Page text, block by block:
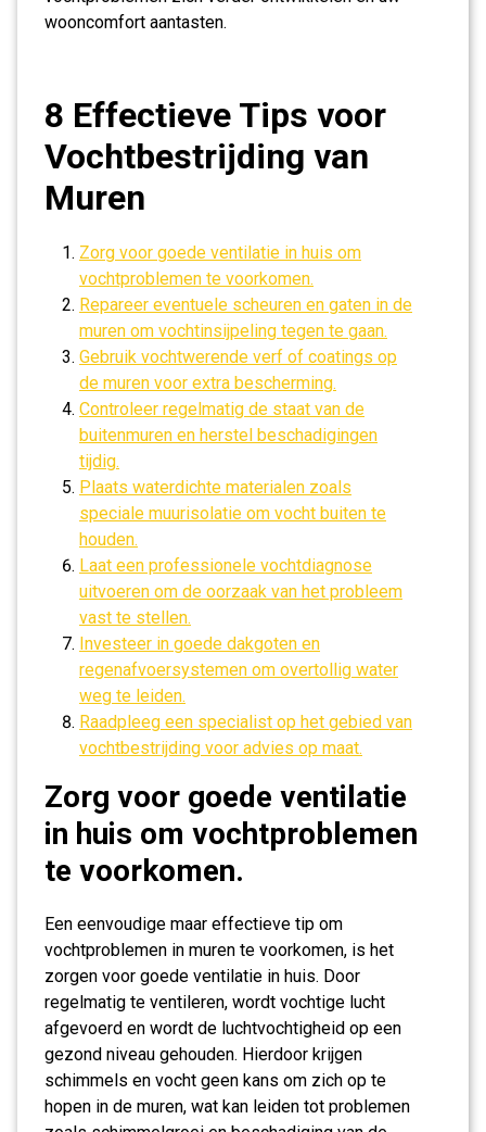
wooncomfort aantasten.
8 Effectieve Tips voor
Vochtbestrijding van
Muren
Zorg voor goede ventilatie in huis om
vochtproblemen te voorkomen.
Repareer eventuele scheuren en gaten in de
muren om vochtinsijpeling tegen te gaan.
Gebruik vochtwerende verf of coatings op
de muren voor extra bescherming.
Controleer regelmatig de staat van de
buitenmuren en herstel beschadigingen
tijdig.
Plaats waterdichte materialen zoals
speciale muurisolatie om vocht buiten te
houden.
Laat een professionele vochtdiagnose
uitvoeren om de oorzaak van het probleem
vast te stellen.
Investeer in goede dakgoten en
regenafvoersystemen om overtollig water
weg te leiden.
Raadpleeg een specialist op het gebied van
vochtbestrijding voor advies op maat.
Zorg voor goede ventilatie
in huis om vochtproblemen
te voorkomen.
Een eenvoudige maar effectieve tip om
vochtproblemen in muren te voorkomen, is het
zorgen voor goede ventilatie in huis. Door
regelmatig te ventileren, wordt vochtige lucht
afgevoerd en wordt de luchtvochtigheid op een
gezond niveau gehouden. Hierdoor krijgen
schimmels en vocht geen kans om zich op te
hopen in de muren, wat kan leiden tot problemen